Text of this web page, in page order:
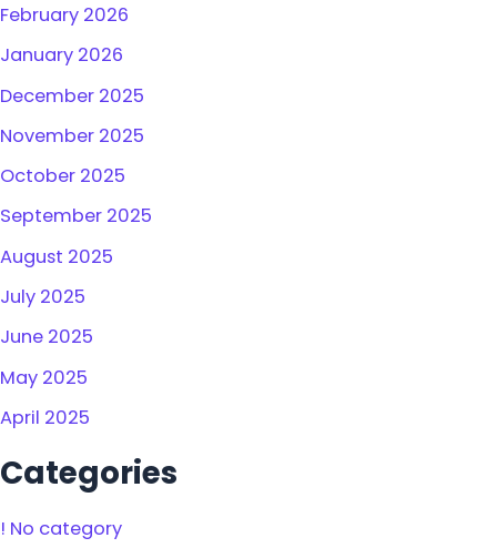
February 2026
January 2026
December 2025
November 2025
October 2025
September 2025
August 2025
July 2025
June 2025
May 2025
April 2025
Categories
! No category